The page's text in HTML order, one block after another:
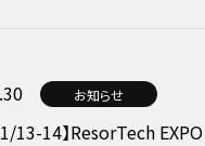
お知らせ
13-14】ResorTech